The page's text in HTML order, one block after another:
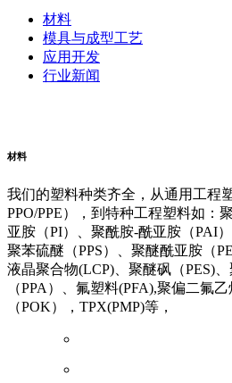
材料
模具与成型工艺
应用开发
行业新闻
材料
我们的塑料种类齐全，从通用工程
PPO/PPE），到特种工程塑料如：
亚胺（PI）、聚酰胺-酰亚胺（PAI
聚苯硫醚（PPS）、聚醚酰亚胺（
液晶聚合物(LCP)、聚醚砜（PES)
（PPA）、氟塑料(PFA),聚偏二氟
（POK），TPX(PMP)等，